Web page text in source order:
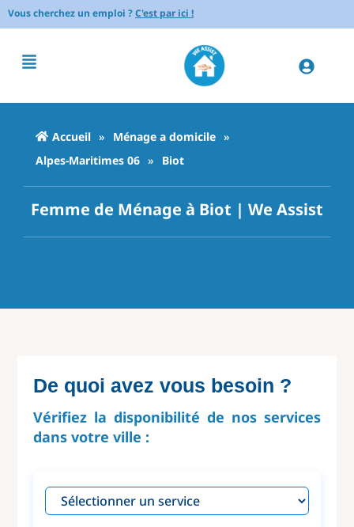
Vous cherchez un emploi ?C'est par ici !
Accueil » Ménage a domicile »
Alpes-Maritimes 06 » Biot
Femme de Ménage à Biot | We Assist
De quoi avez vous besoin ?
Vérifiez la disponibilité de nos services
dans votre ville :